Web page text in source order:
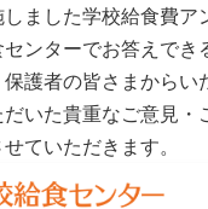
ました学校給食費ア
ンターでお答えでき
護者の皆さまからい
いた貴重なご意見・
ていただきます。